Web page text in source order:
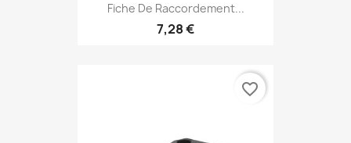
Fiche De Raccordement...
7,28 €
favorite_border